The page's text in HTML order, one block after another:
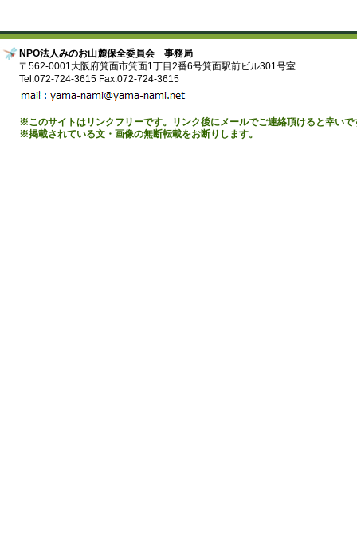
NPO法人みのお山麓保全委員会 事務局
〒562-0001大阪府箕面市箕面1丁目2番6号箕面駅前ビル301号室
Tel.072-724-3615 Fax.072-724-3615
※このサイトはリンクフリーです。リンク後にメールでご連絡頂けると幸いで
※掲載されている文・画像の無断転載をお断りします。